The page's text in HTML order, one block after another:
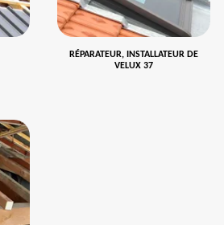
RÉPARATEUR, INSTALLATEUR DE
VELUX 37